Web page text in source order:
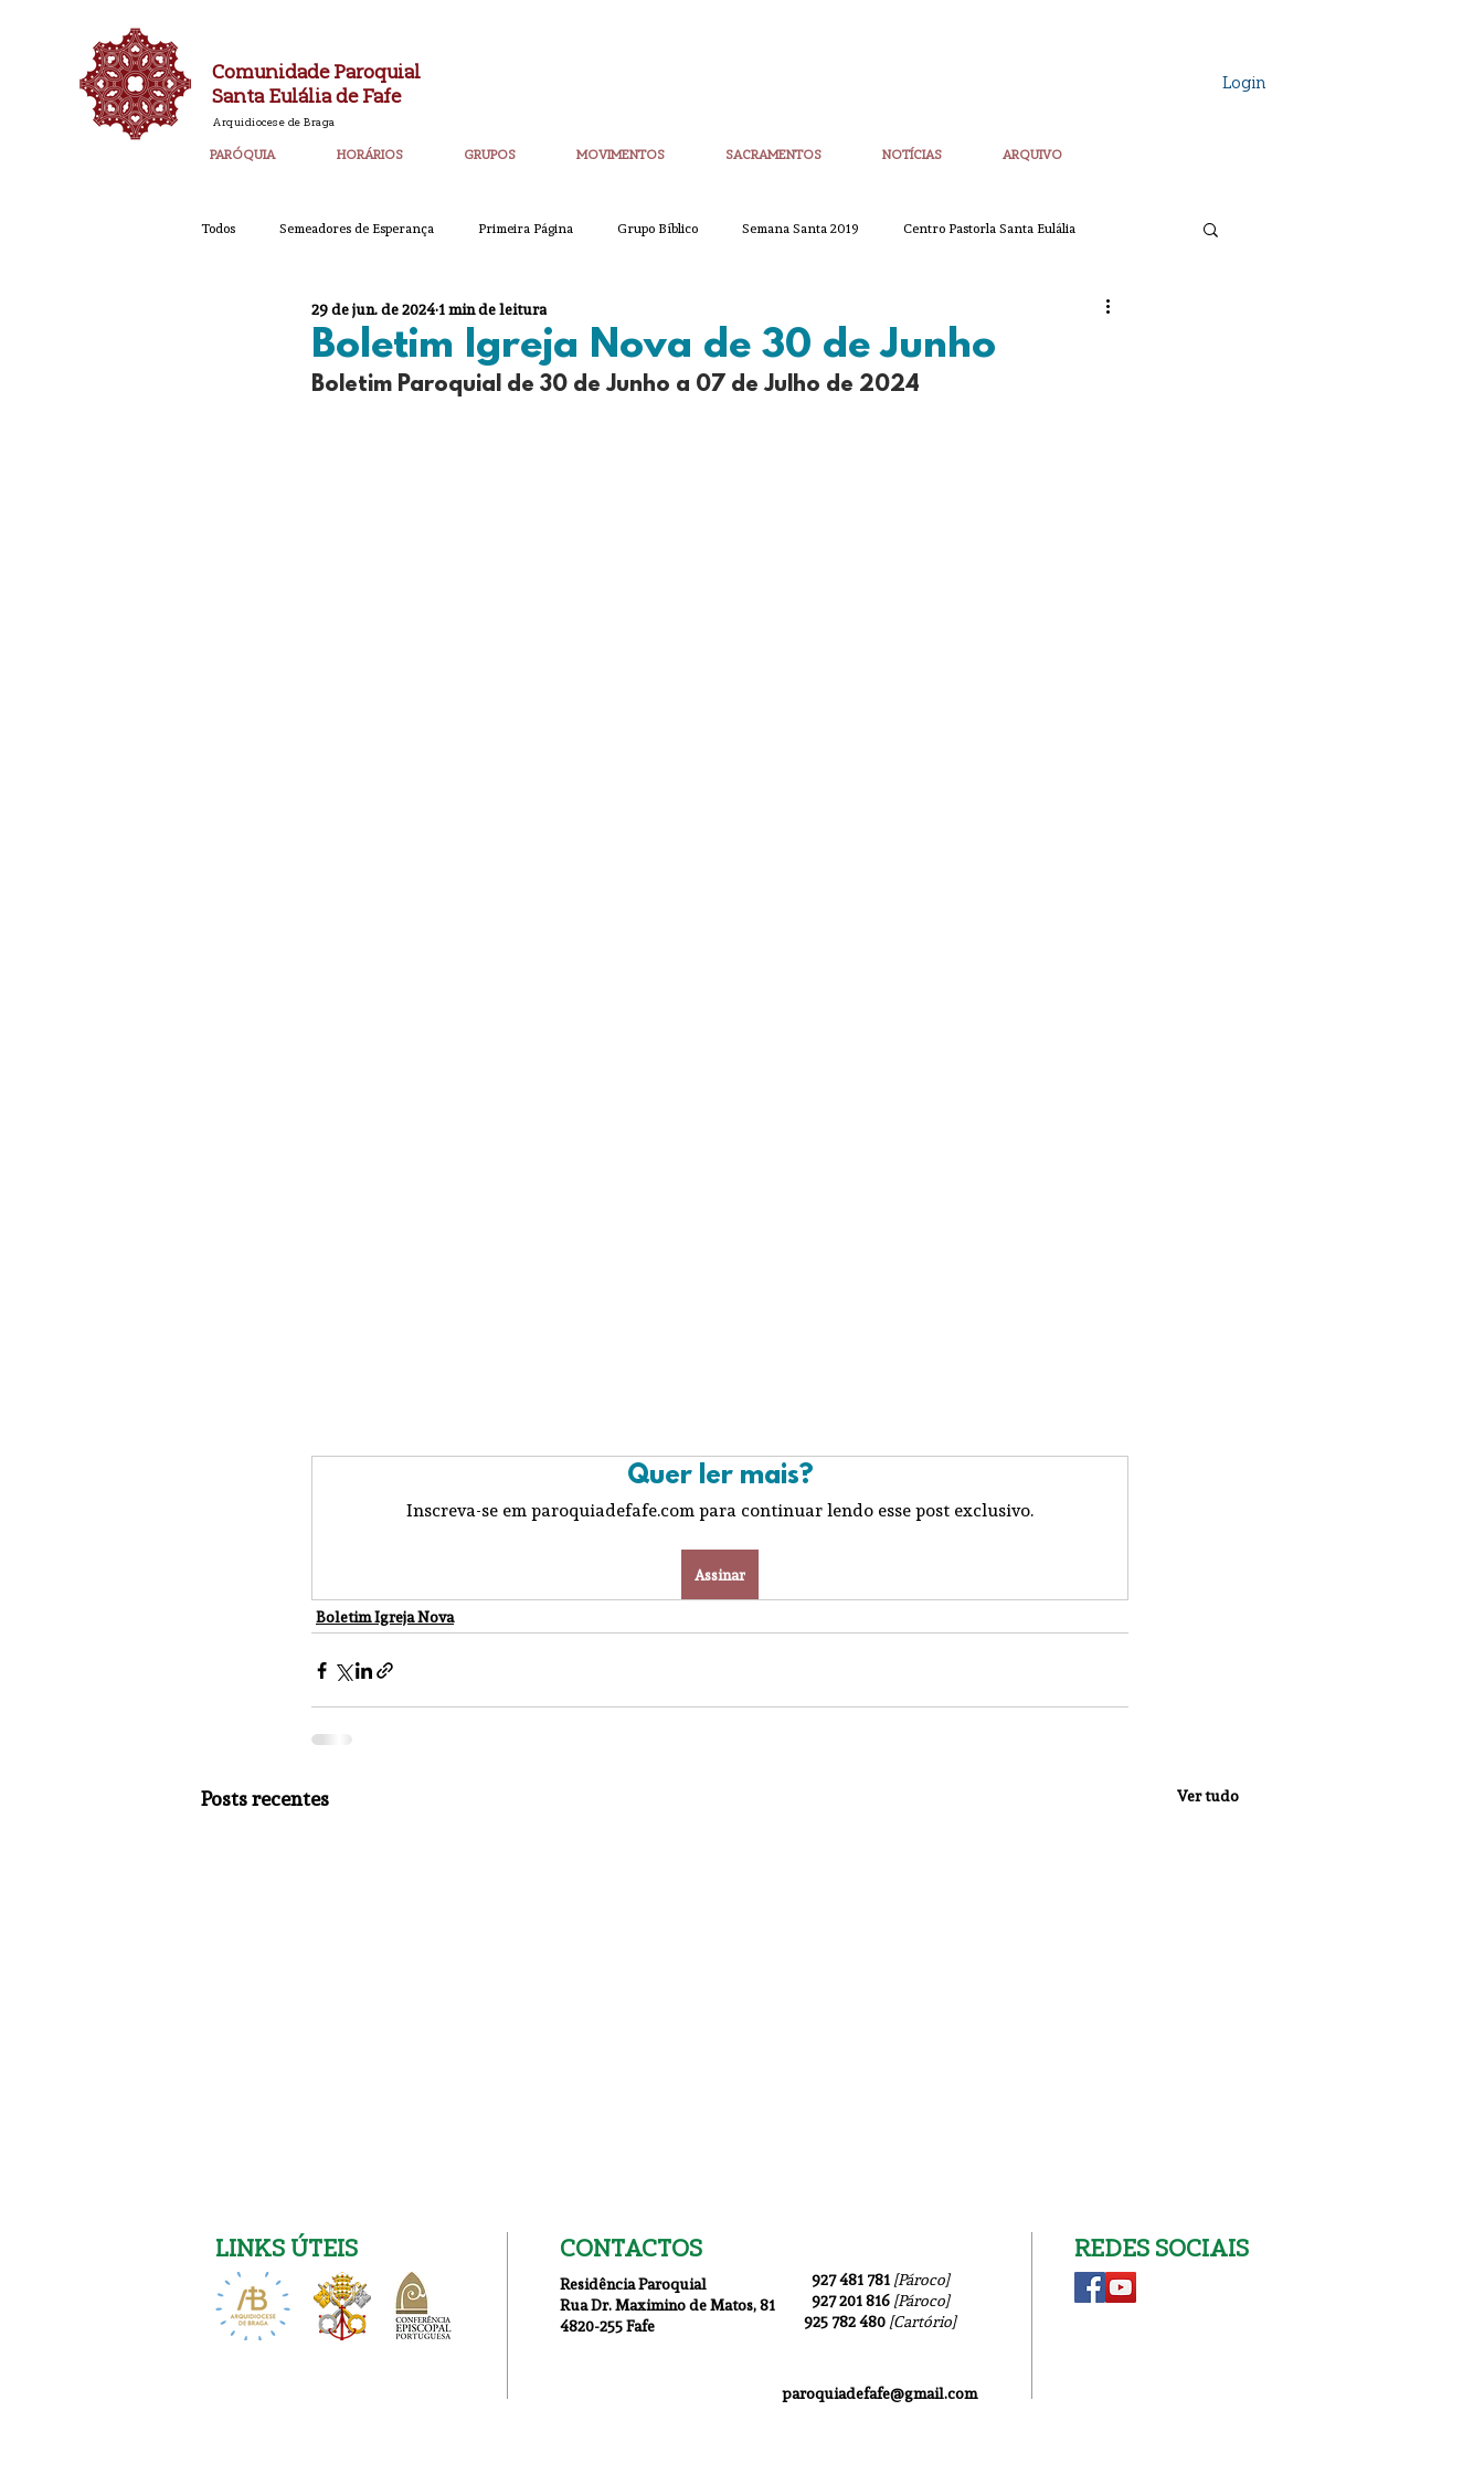
Comunidade Paroquial
Santa Eulália de Fafe
Login
Arquidiocese de Braga
PARÓQUIA HORÁRIOS GRUPOS MOVIMENTOS SACRAMENTOS NOTÍCIAS ARQUIVO
Todos Semeadores de Esperança Primeira Página Grupo Bíblico Semana Santa 2019 Centro Pastorla Santa Eulália
Ano PAstoral Boletim Igreja Nova
Boletim Igreja Nova de 30 de Junho
29 de jun. de 20241 min de leitura
Boletim Paroquial de 30 de Junho a 07 de Julho de 2024
Quer ler mais?
Inscreva-se em paroquiadefafe.com para continuar lendo esse post exclusivo.
Assinar
Boletim Igreja Nova
Posts recentes Ver tudo
Igreja Nova 19 Julho Igreja Nova 12 julho
LINKS ÚTEIS CONTACTOS
Residência Paroquial
Rua Dr. Maximino de Matos, 81
4820-255 Fafe
927 481 781 [Pároco]
927 201 816 [Pároco]
925 782 480 [Cartório]
paroquiadefafe@gmail.com
REDES SOCIAIS